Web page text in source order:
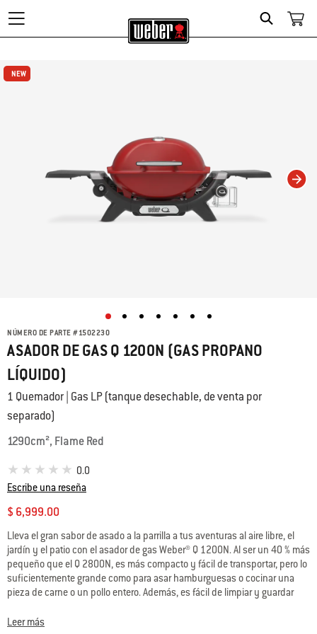
Search
NEW
NEW
Changing this current slide of this carousel will change the current slide of
NÚMERO DE PARTE #1502230
ASADOR DE GAS Q 1200N (GAS PROPANO
LÍQUIDO)
1 Quemador | Gas LP (tanque desechable, de venta por
separado)
1290cm², Flame Red
0.0
Escribe una reseña
$ 6,999.00
Lleva el gran sabor de asado a la parrilla a tus aventuras al aire libre, el
jardín y el patio con el asador de gas Weber® Q 1200N. Al ser un 40 % más
pequeño que el Q 2800N, es más compacto y fácil de transportar, pero lo
suficientemente grande como para asar hamburguesas o cocinar una
pieza de carne o un pollo entero. Además, es fácil de limpiar y guardar
Leer más